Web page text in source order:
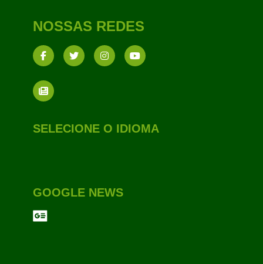
NOSSAS REDES
SELECIONE O IDIOMA
GOOGLE NEWS